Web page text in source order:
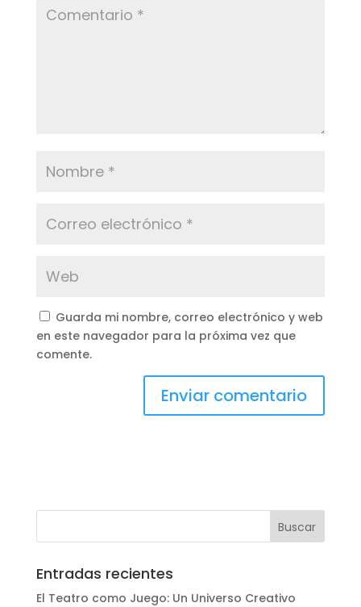
Guarda mi nombre, correo electrónico y web
en este navegador para la próxima vez que
comente.
n
i
v
Entradas recientes
El Teatro como Juego: Un Universo Creativo